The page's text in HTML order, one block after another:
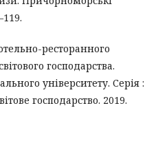
ресторанного
господарства.
університету. Серія :
господарство. 2019.